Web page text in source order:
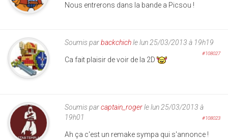
Nous entrerons dans la bande a Picsou !
Soumis parbackchichle lun 25/03/2013 à 19h19
#108027
Ca fait plaisir de voir de la 2D
Soumis parcaptain_rogerle lun 25/03/2013 à
19h01
#108023
Ah ça c'est un remake sympa qui s'annonce !